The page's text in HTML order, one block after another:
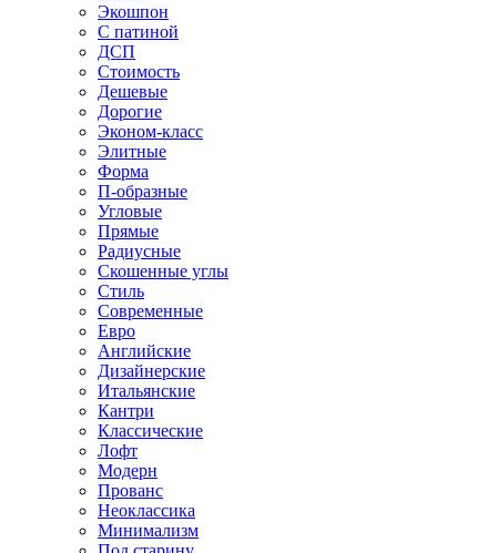
Экошпон
С патиной
ДСП
Стоимость
Дешевые
Дорогие
Эконом-класс
Элитные
Форма
П-образные
Угловые
Прямые
Радиусные
Скошенные углы
Стиль
Современные
Евро
Английские
Дизайнерские
Итальянские
Кантри
Классические
Лофт
Модерн
Прованс
Неоклассика
Минимализм